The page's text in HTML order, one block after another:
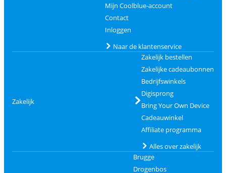
Mijn Coolblue-account
Contact
Inloggen
Naar de klantenservice
Zakelijk
Zakelijk bestellen
Zakelijke cadeaubonnen
Bedrijfswinkels
Digisprong
Bring Your Own Device
Cadeauwinkel
Affiliate programma
Alles over zakelijk
Brugge
Drogenbos